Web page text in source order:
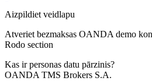
Aizpildiet veidlapu
Atveriet bezmaksas OANDA demo
Rodo section
Kas ir personas datu pārzinis?
OANDA TMS Brokers S.A.